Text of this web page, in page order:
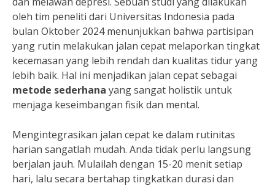
oleh tim peneliti dari Universitas Indonesia pada
bulan Oktober 2024 menunjukkan bahwa partisipan
yang rutin melakukan jalan cepat melaporkan tingkat
kecemasan yang lebih rendah dan kualitas tidur yang
lebih baik. Hal ini menjadikan jalan cepat sebagai
metode sederhana yang sangat holistik untuk
menjaga keseimbangan fisik dan mental.
Mengintegrasikan jalan cepat ke dalam rutinitas
harian sangatlah mudah. Anda tidak perlu langsung
berjalan jauh. Mulailah dengan 15-20 menit setiap
hari, lalu secara bertahap tingkatkan durasi dan